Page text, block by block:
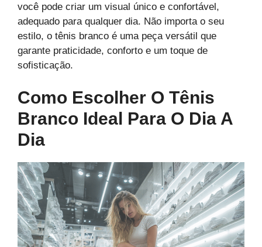
você pode criar um visual único e confortável,
adequado para qualquer dia. Não importa o seu
estilo, o tênis branco é uma peça versátil que
garante praticidade, conforto e um toque de
sofisticação.
Como Escolher O Tênis
Branco Ideal Para O Dia A
Dia